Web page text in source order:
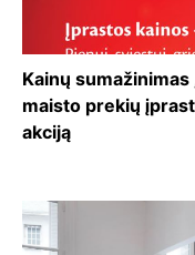
Kainų
maisto prekių
akciją